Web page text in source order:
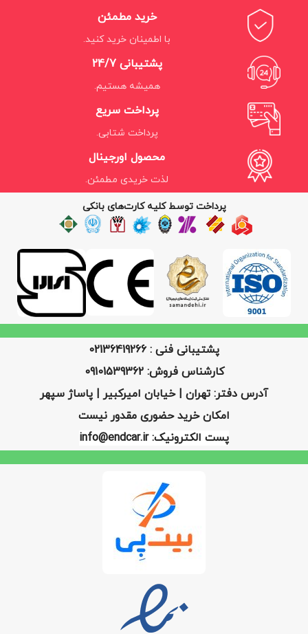
خرید مطمئن
با اطمینان خرید کنید.
پشتیبانی 24/7
همیشه هستیم.
پرداخت سریع
پرداخت شتابی.
محصول اورجینال
لذت خریدی مطمئن.
پرداخت توسط کلیه کارت‌های بانکی
پشتیبانی فنی : 02136419266
کارشناس فروش: 09101539362
آدرس دفتر: تهران | خیابان امیرکبیر | پاساژ سپهر
امکان خرید حضوری مقدور نیست
پست الکترونیک: info@endcar.ir